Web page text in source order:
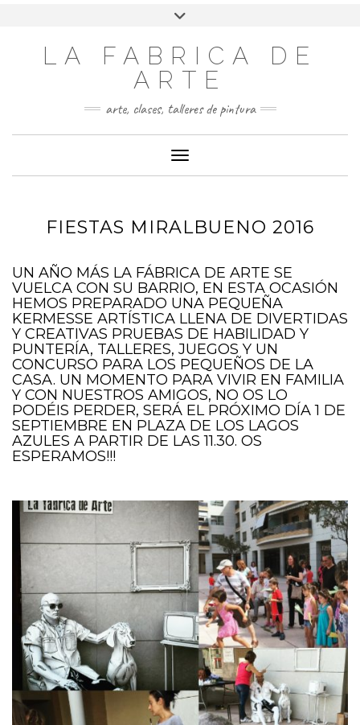
LA FABRICA DE
ARTE
arte, clases, talleres de pintura
Cambiar modo de navegación
FIESTAS MIRALBUENO 2016
UN AÑO MÁS LA FÁBRICA DE ARTE SE
VUELCA CON SU BARRIO, EN ESTA OCASIÓN
HEMOS PREPARADO UNA PEQUEÑA
KERMESSE ARTÍSTICA LLENA DE DIVERTIDAS
Y CREATIVAS PRUEBAS DE HABILIDAD Y
PUNTERÍA, TALLERES, JUEGOS Y UN
CONCURSO PARA LOS PEQUEÑOS DE LA
CASA. UN MOMENTO PARA VIVIR EN FAMILIA
Y CON NUESTROS AMIGOS, NO OS LO
PODÉIS PERDER, SERÁ EL PRÓXIMO DÍA 1 DE
SEPTIEMBRE EN PLAZA DE LOS LAGOS
AZULES A PARTIR DE LAS 11.30. OS
ESPERAMOS!!!